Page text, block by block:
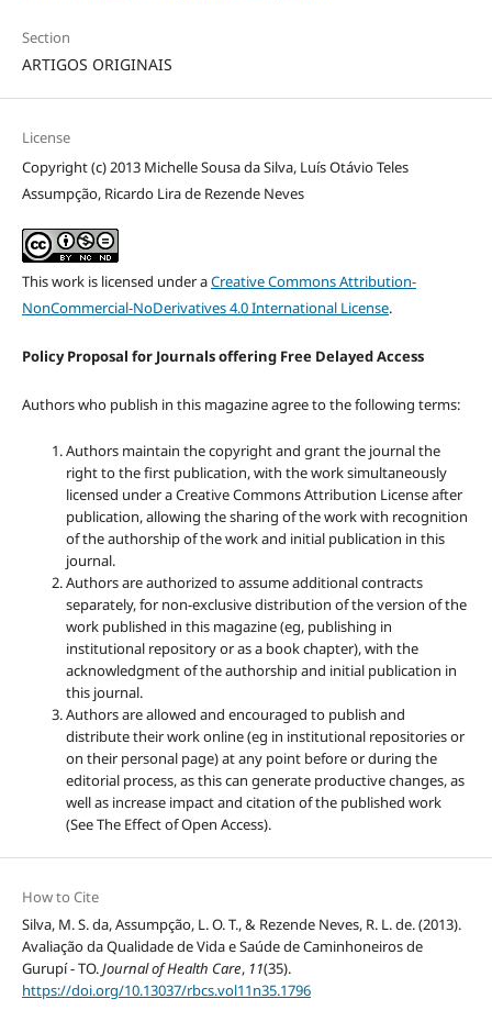
Section
ARTIGOS ORIGINAIS
License
Copyright (c) 2013 Michelle Sousa da Silva, Luís Otávio Teles
Assumpção, Ricardo Lira de Rezende Neves
This work is licensed under aCreative Commons Attribution-
NonCommercial-NoDerivatives 4.0 International License.
Policy Proposal for Journals offering Free Delayed Access
Authors who publish in this magazine agree to the following terms:
Authors maintain the copyright and grant the journal the
right to the first publication, with the work simultaneously
licensed under a Creative Commons Attribution License after
publication, allowing the sharing of the work with recognition
of the authorship of the work and initial publication in this
journal.
Authors are authorized to assume additional contracts
separately, for non-exclusive distribution of the version of the
work published in this magazine (eg, publishing in
institutional repository or as a book chapter), with the
acknowledgment of the authorship and initial publication in
this journal.
Authors are allowed and encouraged to publish and
distribute their work online (eg in institutional repositories or
on their personal page) at any point before or during the
editorial process, as this can generate productive changes, as
well as increase impact and citation of the published work
(See The Effect of Open Access).
How to Cite
Silva, M. S. da, Assumpção, L. O. T., & Rezende Neves, R. L. de. (2013).
Avaliação da Qualidade de Vida e Saúde de Caminhoneiros de
Gurupí - TO.Journal of Health Care, 11(35).
https://doi.org/10.13037/rbcs.vol11n35.1796